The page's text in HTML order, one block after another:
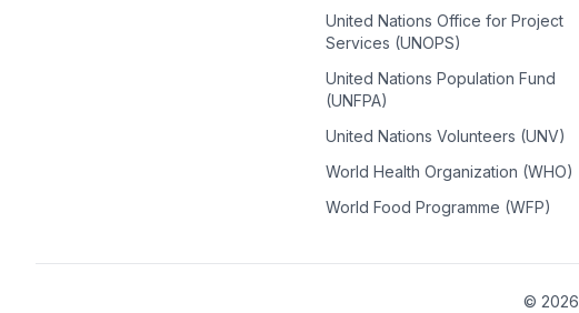
United Nations Office for Project
Services (UNOPS)
United Nations Population Fund
(UNFPA)
United Nations Volunteers (UNV)
World Health Organization (WHO)
World Food Programme (WFP)
© 2026